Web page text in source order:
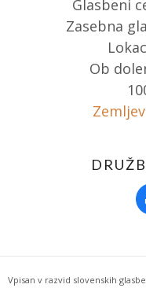
Glasbeni
Zasebna
Ob
Vpisan v razvid slovenskih